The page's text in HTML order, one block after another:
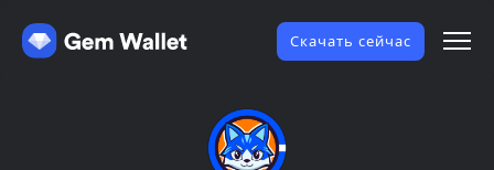
Скачать сейчас